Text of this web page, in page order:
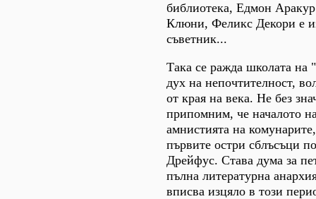
библиотека, Едмон
Клюни, Феликс Декори е
съветник...
Така се ражда школата
дух на непочтителност,
от края на века. Не без
припомним, че началото
амнистията на
първите остри сблъсъци
Дрейфус. Става дума за
пълна литературна
вписва изцяло в този